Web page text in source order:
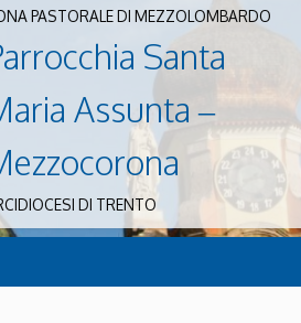
PASTORALE DI MEZZOLOMBARDO
Santa
Assunta –
DI TRENTO